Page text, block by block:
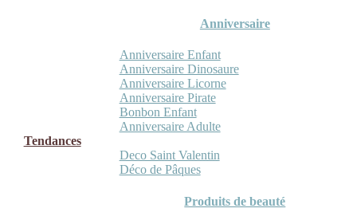
Anniversaire
Anniversaire Enfant
Anniversaire Dinosaure
Anniversaire Licorne
Anniversaire Pirate
Bonbon Enfant
Anniversaire Adulte
Tendances
Deco Saint Valentin
Déco de Pâques
Produits de beauté